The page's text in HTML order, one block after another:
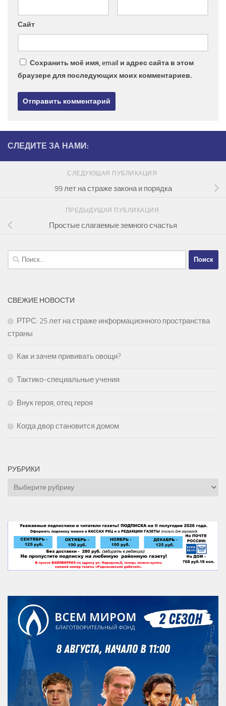
Сайт
Сохранить моё имя, email и адрес сайта в этом
браузере для последующих моих комментариев.
СЛЕДИТЕ ЗА НАМИ:
СЛЕДУЮЩАЯ ПУБЛИКАЦИЯ
99 лет на страже закона и порядка
ПРЕДЫДУЩАЯ ПУБЛИКАЦИЯ
Простые слагаемые земного счастья
Найти:
СВЕЖИЕ НОВОСТИ
РТРС: 25 лет на страже информационного пространства
страны
Как и зачем прививать овощи?
Тактико-специальные учения
Внук героя, отец героя
Когда двор становится домом
РУБРИКИ
Рубрики